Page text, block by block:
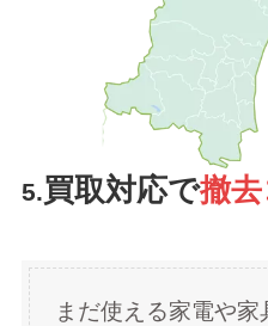
5.買取対応で撤
まだ使える家電や